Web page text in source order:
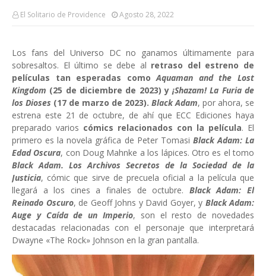
El Solitario de Providence Agosto 28, 2022
Los fans del Universo DC no ganamos últimamente para
sobresaltos. El último se debe al retraso del estreno de
películas tan esperadas comoAquaman and the Lost
Kingdom (25 de diciembre de 2023) y¡Shazam! La Furia de
los Dioses (17 de marzo de 2023). Black Adam, por ahora, se
estrena este 21 de octubre, de ahí que ECC Ediciones haya
preparado varios cómics relacionados con la película. El
primero es la novela gráfica de Peter Tomasi Black Adam: La
Edad Oscura, con Doug Mahnke a los lápices. Otro es el tomo
Black Adam. Los Archivos Secretos de la Sociedad de la
Justicia, cómic que sirve de precuela oficial a la película que
llegará a los cines a finales de octubre. Black Adam: El
Reinado Oscuro, de Geoff Johns y David Goyer, y Black Adam:
Auge y Caída de un Imperio, son el resto de novedades
destacadas relacionadas con el personaje que interpretará
Dwayne «The Rock» Johnson en la gran pantalla.